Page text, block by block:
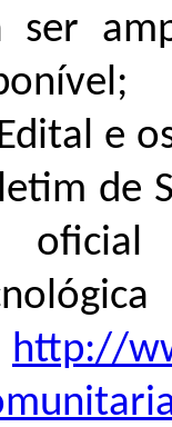
ser
e
de
oficial
http://